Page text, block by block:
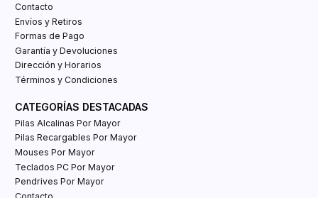
Contacto
Envíos y Retiros
Formas de Pago
Garantía y Devoluciones
Dirección y Horarios
Términos y Condiciones
CATEGORÍAS DESTACADAS
Pilas Alcalinas Por Mayor
Pilas Recargables Por Mayor
Mouses Por Mayor
Teclados PC Por Mayor
Pendrives Por Mayor